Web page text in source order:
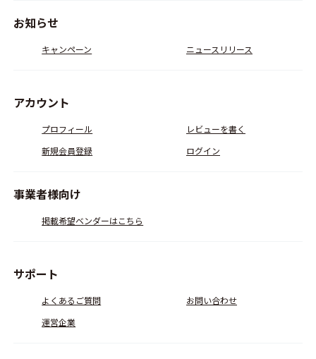
お知らせ
キャンペーン ニュースリリース
アカウント
プロフィール
レビューを書く
新規会員登録
ログイン
事業者様向け
掲載希望ベンダーはこちら
サポート
よくあるご質問
お問い合わせ
運営企業